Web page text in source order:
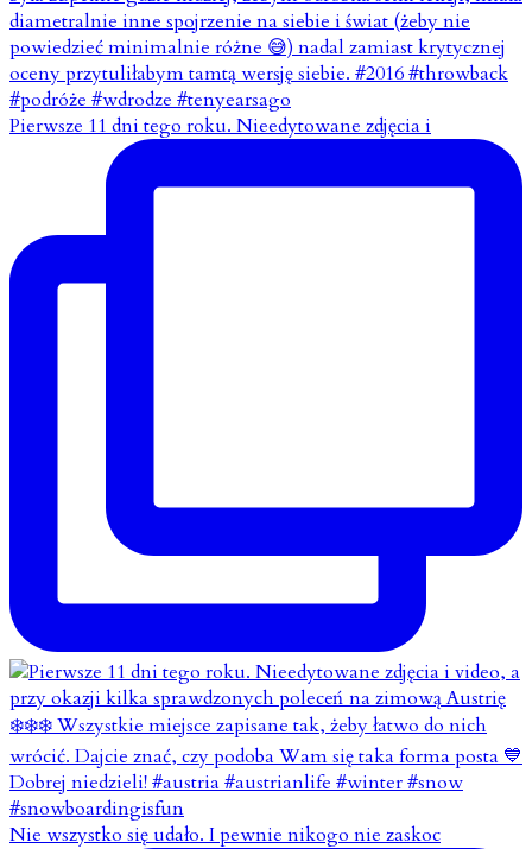
Pierwsze 11 dni tego roku. Nieedytowane zdjęcia i
Nie wszystko się udało. I pewnie nikogo nie zaskoc